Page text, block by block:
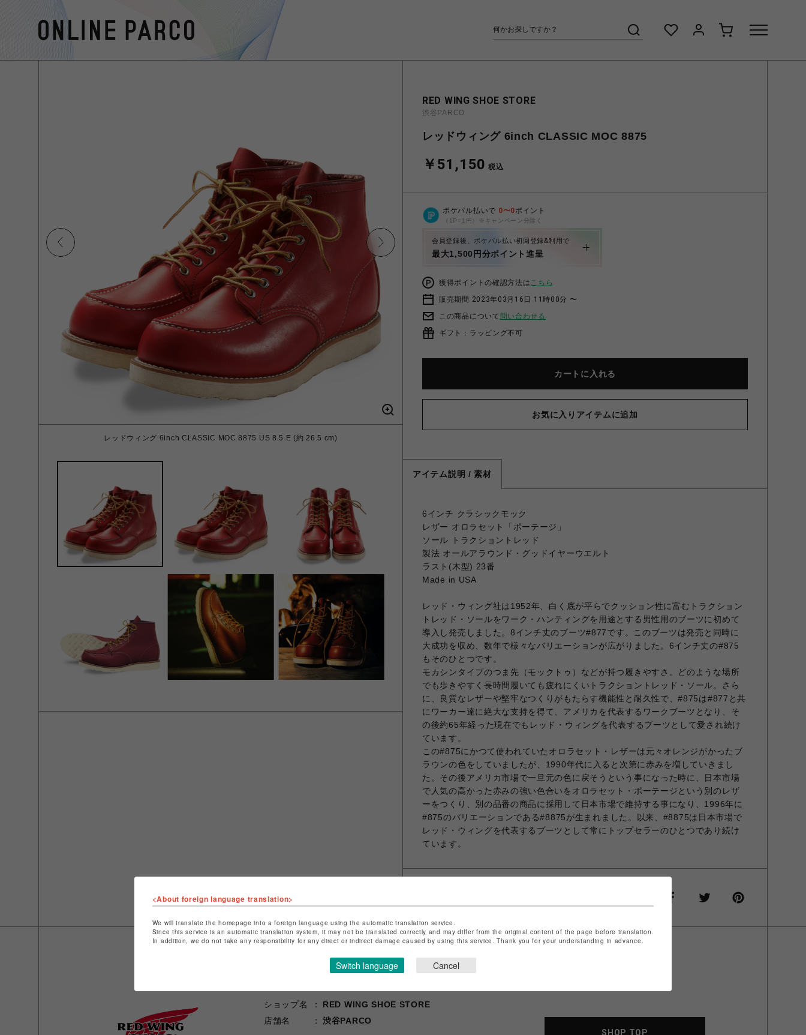
レッドウィング 6inch CLASSIC MOC 8875 US 8.5 E (約 26.5 cm)
RED WING SHOE STORE
渋谷PARCO
レッドウィング 6inch CLASSIC MOC 8875
￥51,150 税込
ポケパル払いで 0〜0ポイント
（1P=1円）※キャンペーン分除く
会員登録後、ポケパル払い初回登録&利用で
最大1,500円分ポイント進呈
獲得ポイントの確認方法はこちら
販売期間 2023年03月16日 11時00分 〜
この商品について 問い合わせる
ギフト：ラッピング不可
カートに入れる
お気に入りアイテムに追加
アイテム説明 / 素材
6インチ クラシックモック
レザー オロラセット「ポーテージ」
ソール トラクショントレッド
製法 オールアラウンド・グッドイヤーウエルト
ラスト(木型) 23番
Made in USA
レッド・ウィング社は1952年、白く底が平らでクッション性に富むトラクション
トレッド・ソールをワーク・ハンティングを用途とする男性用のブーツに初めて
導入し発売しました。8インチ丈のブーツ#877です。このブーツは発売と同時に
大成功を収め、数年で様々なバリエーションが広がりました。6インチ丈の#875
もそのひとつです。
モカシンタイプのつま先（モックトゥ）などが持つ履きやすさ。どのような場所
でも歩きやすく長時間履いても疲れにくいトラクショントレッド・ソール。さら
に、良質なレザーや堅牢なつくりがもたらす機能性と耐久性で、#875は#877と共
にワーカー達に絶大な支持を得て、アメリカを代表するワークブーツとなり、そ
の後約65年経った現在でもレッド・ウィングを代表するブーツとして愛され続け
ています。
この#875にかつて使われていたオロラセット・レザーは元々オレンジがかったブ
ラウンの色をしていましたが、1990年代に入ると次第に赤みを増していきまし
た。その後アメリカ市場で一旦元の色に戻そうという事になった時に、日本市場
で人気の高かった赤みの強い色合いをオロラセット・ポーテージという別のレザ
ーをつくり、別の品番の商品に採用して日本市場で維持する事になり、1996年に
#875のバリエーションである#8875が生まれました。以来、#8875は日本市場で
レッド・ウィングを代表するブーツとして常にトップセラーのひとつであり続け
ています。
ショップ名
RED WING SHOE STORE
店舗名
渋谷PARCO
SHOP TOP
<About foreign language translation>
We will translate the homepage into a foreign language using the automatic translation service.
Since this service is an automatic translation system, it may not be translated correctly and may differ from the original content of the page before translation.
In addition, we do not take any responsibility for any direct or indirect damage caused by using this service. Thank you for your understanding in advance.
Switch language Cancel